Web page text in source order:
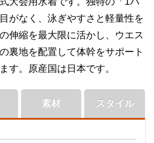
がなく、泳ぎやすさと軽量性を
伸縮を最大限に活かし、ウエス
裏地を配置して体幹をサポート
す。原産国は日本です。
素材 スタイル